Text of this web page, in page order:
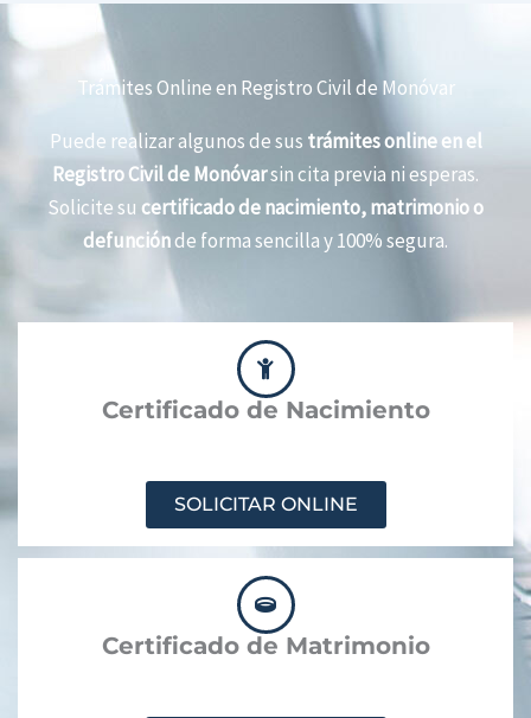
Trámites Online en Registro Civil de Monóvar
Puede realizar algunos de sus trámites online en el
Registro Civil de Monóvarsin cita previa ni esperas.
Solicite su certificado de nacimiento, matrimonio o
defunciónde forma sencilla y 100% segura.
Certificado de Nacimiento
SOLICITAR ONLINE
Certificado de Matrimonio